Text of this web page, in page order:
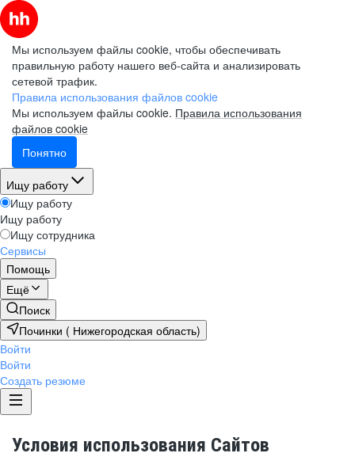
Мы используем файлы cookie, чтобы обеспечивать
правильную работу нашего веб-сайта и анализировать
сетевой трафик.
Правила использования файлов cookie
Мы используем файлы cookie. Правила использования
файлов cookie
Понятно
Ищу работу
Ищу работу
Ищу работу
Ищу сотрудника
Сервисы
Помощь
Ещё
Поиск
Починки ( Нижегородская область)
Войти
Войти
Создать резюме
Условия использования Сайтов